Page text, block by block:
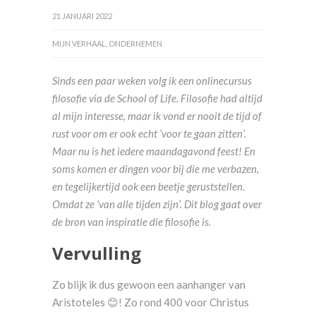
21 JANUARI 2022
MIJN VERHAAL ONDERNEMEN
Sinds een paar weken volg ik een onlinecursus
filosofie via de School of Life. Filosofie had altijd
al mijn interesse, maar ik vond er nooit de tijd of
rust voor om er ook echt ‘voor te gaan zitten’.
Maar nu is het iedere maandagavond feest! En
soms komen er dingen voor bij die me verbazen,
en tegelijkertijd ook een beetje geruststellen.
Omdat ze ‘van alle tijden zijn’. Dit blog gaat over
de bron van inspiratie die filosofie is.
Vervulling
Zo blijk ik dus gewoon een aanhanger van
Aristoteles 😊! Zo rond 400 voor Christus